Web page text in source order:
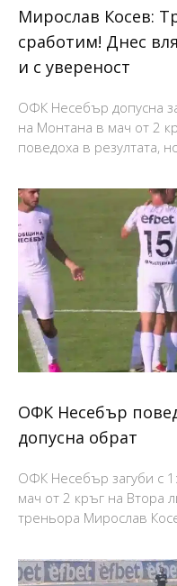
Мирослав Косев:
сработим! Днес
и с увереност
ОФК Несебър допусна
на Монтана в мач от 2
поведоха в резултата,
ОФК Несебър
допусна обрат
ОФК Несебър загуби с
мач от 2 кръг на Втора
треньора Мирослав